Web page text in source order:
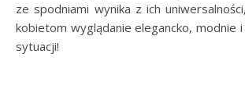
ze spodniami wynika z ich
kobietom wyglądanie elegancko, modnie
sytuacji!